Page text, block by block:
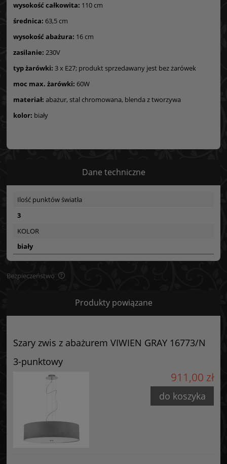
wysokość całkowita: 110 cm
średnica: 63,5 cm
wysokość abażura: 16 cm
zasilanie: 230V
typ żarówki: 3 x E27; produkt sprzedawany jest bez żarówek
moc max. żarówki: 60W
materiał: abażur, stal chromowana, blenda z tworzywa
kolor: biały
Dane techniczne
Ilość punktów światła
3
KOLOR
biały
Bezpieczeństwo
Certyfikaty i ostrzeżenie bezpieczeństwa
Starzyńskiego 6
42-224 Częstochowa, Polska
Produkty powiązane
Szary zwis z abażurem VIWIEN GRAY 16773/N
3-punktowy
911,00 zł
do koszyka